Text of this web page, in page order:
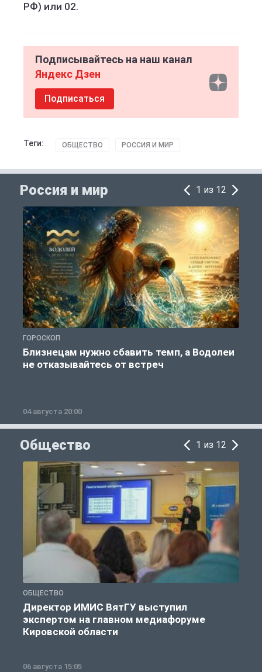
РФ) или 02.
Подписывайтесь на наш канал
Яндекс Дзен
Подписаться
Теги: ОБЩЕСТВО РОССИЯ И МИР
Россия и мир 1 из 12
ГОРОСКОП
Близнецам нужно сбавить темп, а Водолеи
не отказывайтесь от встреч
04 августа 20:00
Общество 1 из 12
ОБЩЕСТВО
Директор ИМИС ВятГУ выступил
экспертом на главном медиафоруме
Кировской области
06 августа 15:05